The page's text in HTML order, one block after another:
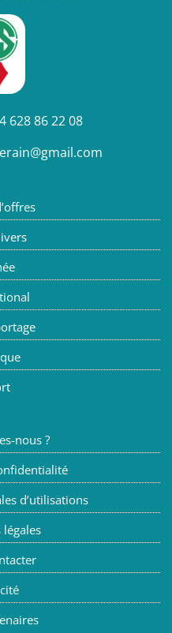
628 86 22 08
nous ?
d’utilisations